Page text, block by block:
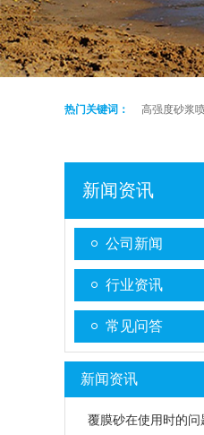
热门关键词： 高强度砂浆
新闻资讯
公司新闻
行业资讯
常见问答
新闻资讯